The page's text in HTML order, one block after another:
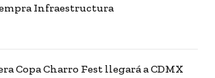
Infraestructura
Copa Charro Fest llegará a CDMX